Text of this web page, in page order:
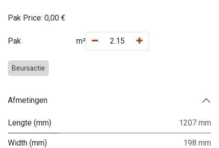
Pak Price: 0,00 €
Pak m²
Beursactie
Afmetingen
Lengte (mm) 1207 mm
Width (mm) 198 mm